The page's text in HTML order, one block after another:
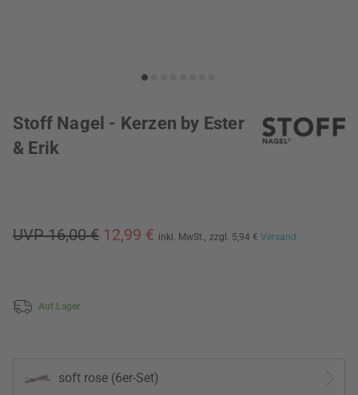
Stoff Nagel - Kerzen by Ester
& Erik
UVP 16,00 € 12,99 € inkl. MwSt., zzgl. 5,94 € Versand
Auf Lager
soft rose (6er-Set)